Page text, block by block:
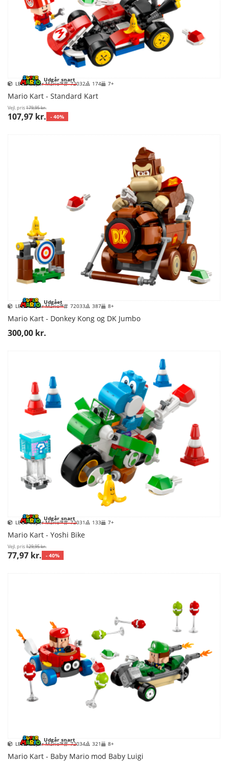
Udgår snart
LEGO Super Mario™ 72032 174 7+
Mario Kart - Standard Kart
Vejl. pris179,95 kr.
107,97 kr. - 40%
Udgået
LEGO Super Mario™ 72033 387 8+
Mario Kart - Donkey Kong og DK Jumbo
300,00 kr.
Udgår snart
LEGO Super Mario™ 72031 133 7+
Mario Kart - Yoshi Bike
Vejl. pris129,95 kr.
77,97 kr. - 40%
Udgår snart
LEGO Super Mario™ 72034 321 8+
Mario Kart - Baby Mario mod Baby Luigi